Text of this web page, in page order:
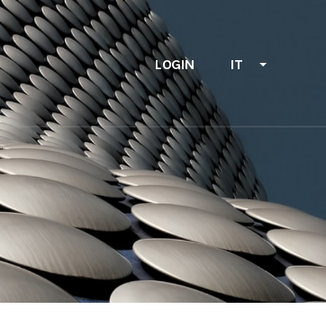
LOGIN IT